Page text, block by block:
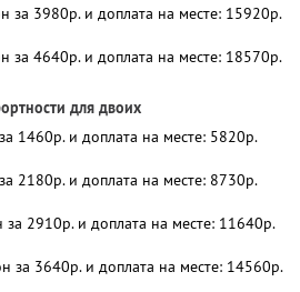
за 3980р. и доплата на месте: 15920р.
за 4640р. и доплата на месте: 18570р.
для двоих
1460р. и доплата на месте: 5820р.
2180р. и доплата на месте: 8730р.
2910р. и доплата на месте: 11640р.
за 3640р. и доплата на месте: 14560р.